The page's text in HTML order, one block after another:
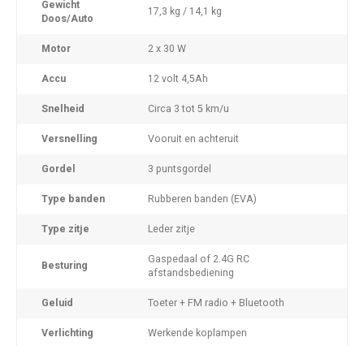
Gewicht
Doos/Auto
17,3 kg / 14,1 kg
Motor 2 x 30 W
Accu 12 volt 4,5Ah
Snelheid Circa 3 tot 5 km/u
Versnelling Vooruit en achteruit
Gordel 3 puntsgordel
Type banden Rubberen banden (EVA)
Type zitje Leder zitje
Besturing
Gaspedaal of 2.4G RC
afstandsbediening
Geluid Toeter + FM radio + Bluetooth
Verlichting Werkende koplampen